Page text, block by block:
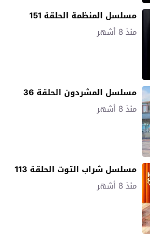
مسلسل المنظمة الحلقة 151
منذ 8 أشهر
مسلسل المشردون الحلقة 36
منذ 8 أشهر
مسلسل شراب التوت الحلقة 113
منذ 8 أشهر